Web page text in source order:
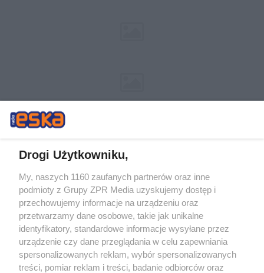
Żaden utwór zamieszczony w serwisie nie może być powielany i
rozpowszechniany lub dalej rozpowszechniany w jakikolwiek sposób (w
tym także elektroniczny lub mechaniczny) na jakimkolwiek polu
eksploatacji w jakiejkolwiek formie, włącznie z umieszczaniem w
Internecie bez pisemnej zgody właściciela praw. Jakiekolwiek użycie lub
wykorzystanie utworów w całości lub w części z naruszeniem prawa,
tzn. bez właściwej zgody, jest zabronione pod groźbą kary i może być
ścigane prawnie.
Drogi Użytkowniku,
My, naszych 1160 zaufanych partnerów oraz inne
podmioty z Grupy ZPR Media uzyskujemy dostęp i
przechowujemy informacje na urządzeniu oraz
przetwarzamy dane osobowe, takie jak unikalne
identyfikatory, standardowe informacje wysyłane przez
urządzenie czy dane przeglądania w celu zapewniania
spersonalizowanych reklam, wybór spersonalizowanych
treści, pomiar reklam i treści, badanie odbiorców oraz